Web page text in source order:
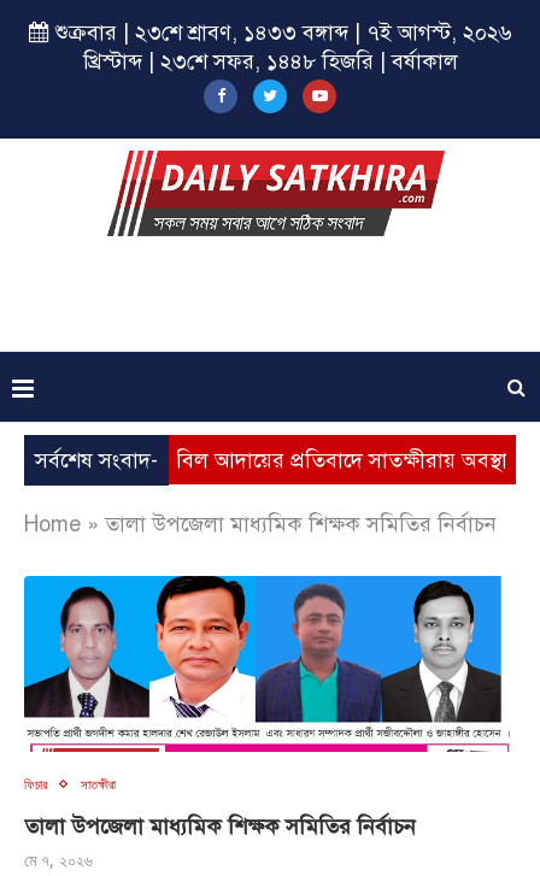
শুক্রবার | ২৩শে শ্রাবণ, ১৪৩৩ বঙ্গাব্দ | ৭ই আগস্ট, ২০২৬
খ্রিস্টাব্দ | ২৩শে সফর, ১৪৪৮ হিজরি | বর্ষাকাল
সর্বশেষ সংবাদ-
ভূতুড়ে বিল আদায়ের প্রতিবাদে সাতক্ষীরায় অবস্থান কর্মসূচি
Home »তালা উপজেলা মাধ্যমিক শিক্ষক সমিতির নির্বাচন
ফিচার সাতক্ষীরা
তালা উপজেলা মাধ্যমিক শিক্ষক সমিতির নির্বাচন
মে ৭, ২০২৬